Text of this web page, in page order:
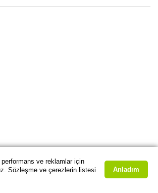
ve reklamlar için
Sözleşme ve çerezlerin listesi
Anladım